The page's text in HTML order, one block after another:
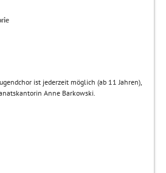
ist jederzeit möglich (ab 11 Jahren),
Anne Barkowski.